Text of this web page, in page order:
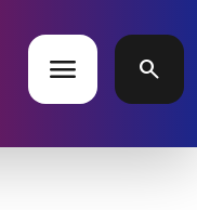
menu search